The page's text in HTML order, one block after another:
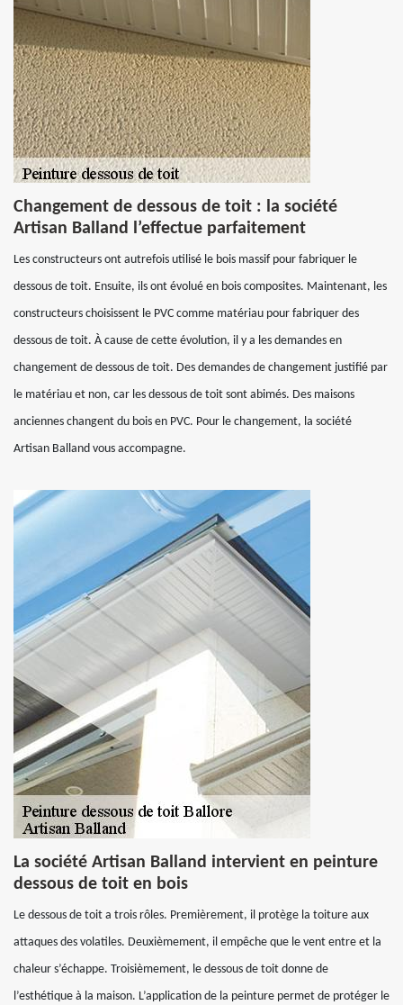
Changement de dessous de toit : la société
Artisan Balland l’effectue parfaitement
Les constructeurs ont autrefois utilisé le bois massif pour fabriquer le
dessous de toit. Ensuite, ils ont évolué en bois composites. Maintenant, les
constructeurs choisissent le PVC comme matériau pour fabriquer des
dessous de toit. À cause de cette évolution, il y a les demandes en
changement de dessous de toit. Des demandes de changement justifié par
le matériau et non, car les dessous de toit sont abimés. Des maisons
anciennes changent du bois en PVC. Pour le changement, la société
Artisan Balland vous accompagne.
La société Artisan Balland intervient en peinture
dessous de toit en bois
Le dessous de toit a trois rôles. Premièrement, il protège la toiture aux
attaques des volatiles. Deuxièmement, il empêche que le vent entre et la
chaleur s’échappe. Troisièmement, le dessous de toit donne de
l’esthétique à la maison. L’application de la peinture permet de protéger le